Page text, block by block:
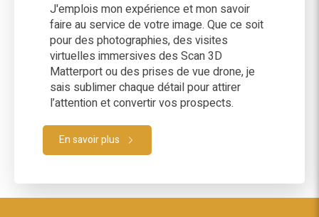
J'emplois mon expérience et mon savoir
faire au service de votre image. Que ce soit
pour des photographies, des visites
virtuelles immersives des Scan 3D
Matterport ou des prises de vue drone, je
sais sublimer chaque détail pour attirer
l’attention et convertir vos prospects.
En savoir plus